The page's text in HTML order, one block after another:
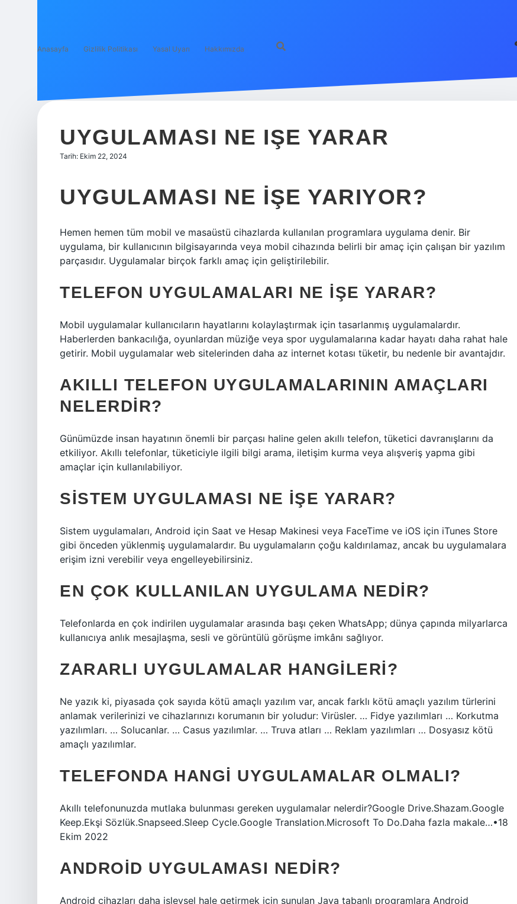
Anasayfa Gizlilik Politikası Yasal Uyarı Hakkımızda
UYGULAMASI NE IŞE YARAR
Tarih: Ekim 22, 2024
UYGULAMASI NE IŞE YARIYOR?
Hemen hemen tüm mobil ve masaüstü cihazlarda kullanılan programlara uygulama denir. Bir
uygulama, bir kullanıcının bilgisayarında veya mobil cihazında belirli bir amaç için çalışan bir yazılım
parçasıdır. Uygulamalar birçok farklı amaç için geliştirilebilir.
TELEFON UYGULAMALARI NE IŞE YARAR?
Mobil uygulamalar kullanıcıların hayatlarını kolaylaştırmak için tasarlanmış uygulamalardır.
Haberlerden bankacılığa, oyunlardan müziğe veya spor uygulamalarına kadar hayatı daha rahat hale
getirir. Mobil uygulamalar web sitelerinden daha az internet kotası tüketir, bu nedenle bir avantajdır.
AKILLI TELEFON UYGULAMALARININ AMAÇLARI
NELERDIR?
Günümüzde insan hayatının önemli bir parçası haline gelen akıllı telefon, tüketici davranışlarını da
etkiliyor. Akıllı telefonlar, tüketiciyle ilgili bilgi arama, iletişim kurma veya alışveriş yapma gibi
amaçlar için kullanılabiliyor.
SISTEM UYGULAMASI NE IŞE YARAR?
Sistem uygulamaları, Android için Saat ve Hesap Makinesi veya FaceTime ve iOS için iTunes Store
gibi önceden yüklenmiş uygulamalardır. Bu uygulamaların çoğu kaldırılamaz, ancak bu uygulamalara
erişim izni verebilir veya engelleyebilirsiniz.
EN ÇOK KULLANILAN UYGULAMA NEDIR?
Telefonlarda en çok indirilen uygulamalar arasında başı çeken WhatsApp; dünya çapında milyarlarca
kullanıcıya anlık mesajlaşma, sesli ve görüntülü görüşme imkânı sağlıyor.
ZARARLI UYGULAMALAR HANGILERI?
Ne yazık ki, piyasada çok sayıda kötü amaçlı yazılım var, ancak farklı kötü amaçlı yazılım türlerini
anlamak verilerinizi ve cihazlarınızı korumanın bir yoludur: Virüsler. … Fidye yazılımları … Korkutma
yazılımları. … Solucanlar. … Casus yazılımlar. … Truva atları … Reklam yazılımları … Dosyasız kötü
amaçlı yazılımlar.
TELEFONDA HANGI UYGULAMALAR OLMALI?
Akıllı telefonunuzda mutlaka bulunması gereken uygulamalar nelerdir?Google Drive.Shazam.Google
Keep.Ekşi Sözlük.Snapseed.Sleep Cycle.Google Translation.Microsoft To Do.Daha fazla makale…•18
Ekim 2022
ANDROID UYGULAMASI NEDIR?
Android cihazları daha işlevsel hale getirmek için sunulan Java tabanlı programlara Android